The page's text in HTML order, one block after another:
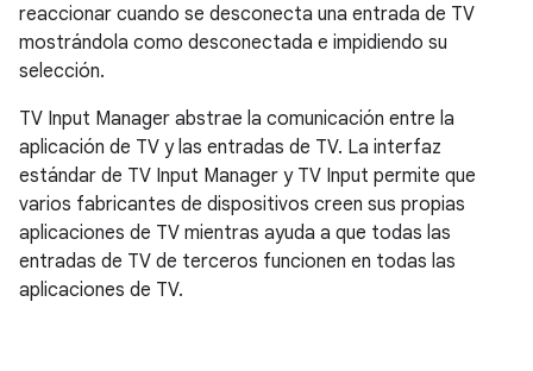
reaccionar cuando se desconecta una entrada de TV
mostrándola como desconectada e impidiendo su
selección.
TV Input Manager abstrae la comunicación entre la
aplicación de TV y las entradas de TV. La interfaz
estándar de TV Input Manager y TV Input permite que
varios fabricantes de dispositivos creen sus propias
aplicaciones de TV mientras ayuda a que todas las
entradas de TV de terceros funcionen en todas las
aplicaciones de TV.